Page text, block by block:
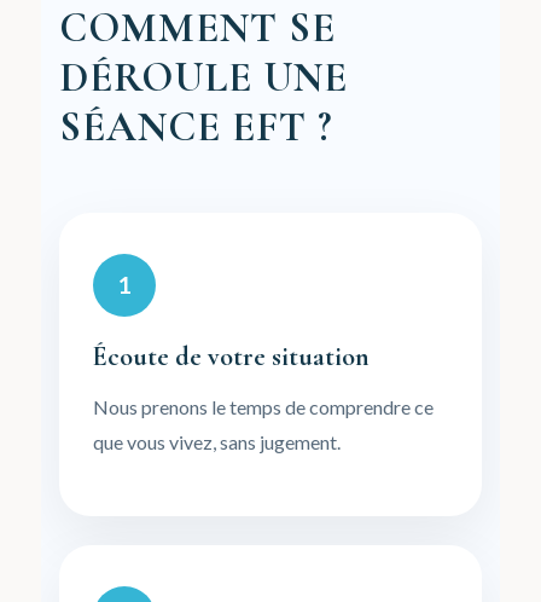
COMMENT SE
DÉROULE UNE
SÉANCE EFT ?
1
Écoute de votre situation
Nous prenons le temps de comprendre ce
que vous vivez, sans jugement.